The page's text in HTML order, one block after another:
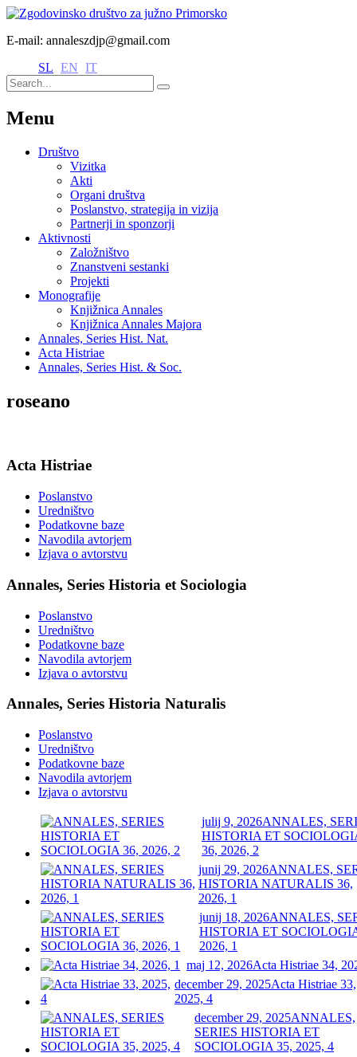
E-mail: annaleszdjp@gmail.com
SL EN IT
Menu
Društvo
Vizitka
Akti
Organi društva
Poslanstvo, strategija in vizija
Partnerji in sponzorji
Aktivnosti
Založništvo
Znanstveni sestanki
Projekti
Monografije
Knjižnica Annales
Knjižnica Annales Majora
Annales, Series Hist. Nat.
Acta Histriae
Annales, Series Hist. & Soc.
roseano
Acta Histriae
Poslanstvo
Uredništvo
Podatkovne baze
Navodila avtorjem
Izjava o avtorstvu
Annales, Series Historia et Sociologia
Poslanstvo
Uredništvo
Podatkovne baze
Navodila avtorjem
Izjava o avtorstvu
Annales, Series Historia Naturalis
Poslanstvo
Uredništvo
Podatkovne baze
Navodila avtorjem
Izjava o avtorstvu
julij 9, 2026ANNALES,
HISTORIA ET
36, 2026, 2
junij 29, 2026ANNALES,
HISTORIA NATURALIS 36,
2026, 1
junij 18, 2026ANNALES,
HISTORIA ET
2026, 1
maj 12, 2026Acta Histriae 34,
december 29, 2025Acta Histriae 33,
2025, 4
december 29, 2025ANNALES,
SERIES HISTORIA ET
SOCIOLOGIA 35, 2025, 4